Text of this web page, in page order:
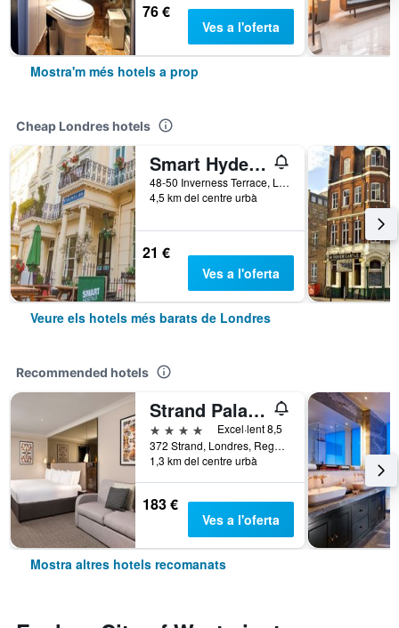
76 €
Ves a l'oferta
Mostra'm més hotels a prop
Cheap Londres hotels
Smart Hyde Park Inn
48-50 Inverness Terrace, Londres, Regne Unit
4,5 km del centre urbà
21 €
Ves a l'oferta
Veure els hotels més barats de Londres
Recommended hotels
Strand Palace Hotel
4 estrelles
Excel·lent 8,5
372 Strand, Londres, Regne Unit
1,3 km del centre urbà
183 €
Ves a l'oferta
Mostra altres hotels recomanats